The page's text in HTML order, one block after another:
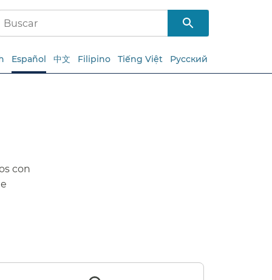
Español 中文 Filipino Tiếng Việt Русский
con